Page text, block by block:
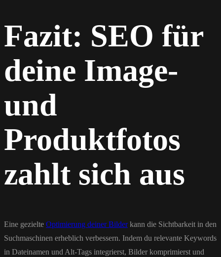
Fazit: SEO für
deine Image-
und
Produktfotos
zahlt sich aus
Eine gezielte Optimierung deiner Bilderkann die Sichtbarkeit in den
Suchmaschinen erheblich verbessern. Indem du relevante Keywords
in Dateinamen und Alt-Tags integrierst, Bilder komprimierst und